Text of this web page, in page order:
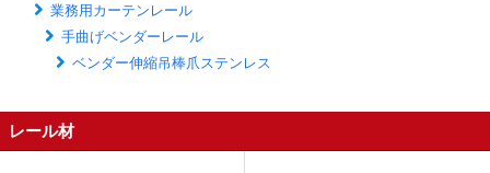
業務用カーテンレール
手曲げベンダーレール
ベンダー伸縮吊棒爪ステンレス
レール材